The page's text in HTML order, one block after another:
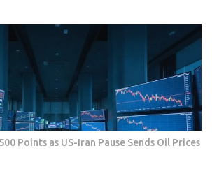
that loan open a little longer? Payment
subtle way: an open loan builds a
time payments, while a closed one
that you pay your bills. Credit
like to see a blend of installment loans
like cards, so losing the installment
that mix. Your debt-to-income ratio
itself isn't a factor in credit scoring.
loan affordability, and a ratio near
Points as US-Iran Pause Sends Oil Prices